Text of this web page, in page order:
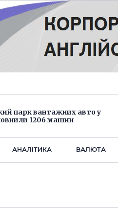
парк вантажних авто у
1206 машин
АНАЛIТИКА ВАЛЮТА